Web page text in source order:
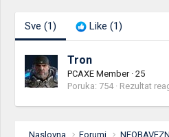
Sve (1) Like (1)
Tron
PCAXE Member · 25
Poruka 754 Rezultat
Naslovna Forumi